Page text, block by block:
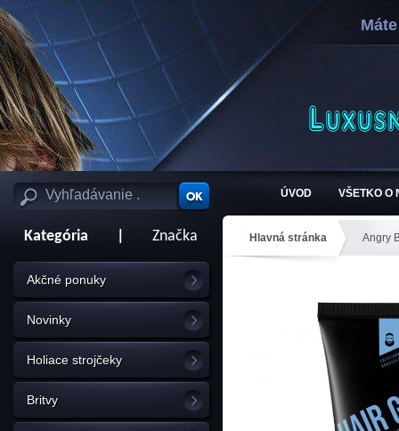
ÚVOD VŠETKO O
Kategória Značka
Akčné ponuky
Novinky
Holiace strojčeky
Britvy
Hlavná stránka Angry